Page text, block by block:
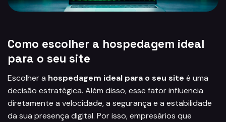
Como escolher a hospedagem ideal
para o seu site
Escolher a hospedagem ideal para o seu site é uma
decisão estratégica. Além disso, esse fator influencia
diretamente a velocidade, a segurança e a estabilidade
da sua presença digital. Por isso, empresários que